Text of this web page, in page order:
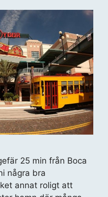
25 min från Boca
några bra
annat roligt att